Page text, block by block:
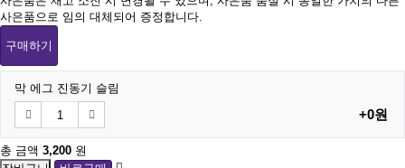
사은품으로 임의 대체되어 증정합니다.
구매하기
막 에그 진동기 슬림
+0원
총 금액 3,200 원